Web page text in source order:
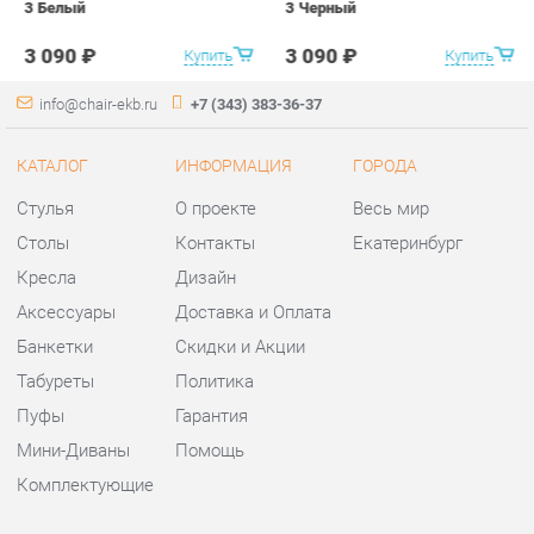
Столы
Кресла
Банкетки
Мини-Диваны
Комплектующие
Дизайн
Скидки и Акции
Помощь
Екатеринбург
КОНТАКТЫ
Шоурум и склад самовывоза
Адрес: г. Екатеринбург,
ул.Металлургов, 84
Телефон: +7 (343) 383-36-37
Часы работы: